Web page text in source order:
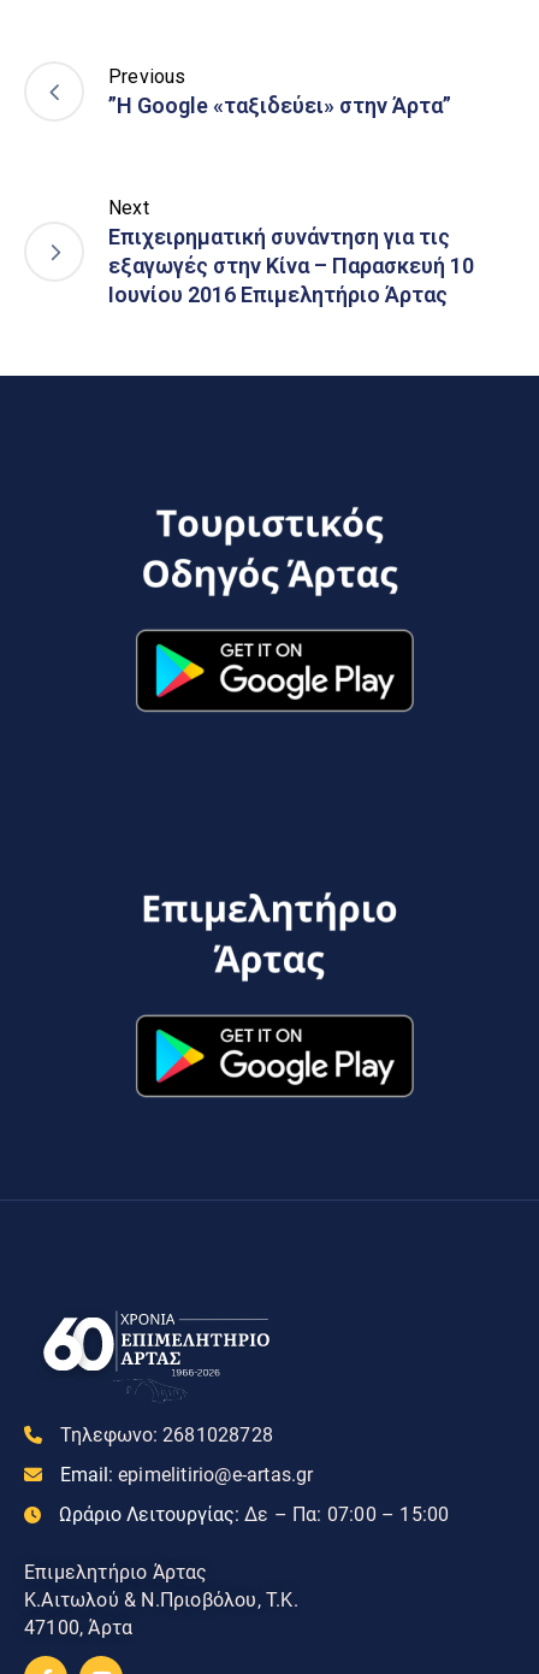
Previous
”Η Google «ταξιδεύει» στην Άρτα”
Next
Επιχειρηματική συνάντηση για τις
εξαγωγές στην Κίνα – Παρασκευή 10
Ιουνίου 2016 Επιμελητήριο Άρτας
Τηλεφωνο: 2681028728
Email: epimelitirio@e-artas.gr
Ωράριο Λειτουργίας: Δε – Πα: 07:00 – 15:00
Επιμελητήριο Άρτας
Κ.Αιτωλού & Ν.Πριοβόλου, Τ.Κ.
47100, Άρτα